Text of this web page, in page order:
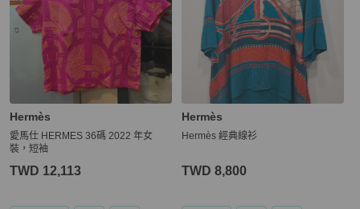
Hermès
愛馬仕 HERMES 36碼 2022 年女
裝，短袖
TWD 12,113
Hermès
Hermès 經典線衫
TWD 8,800